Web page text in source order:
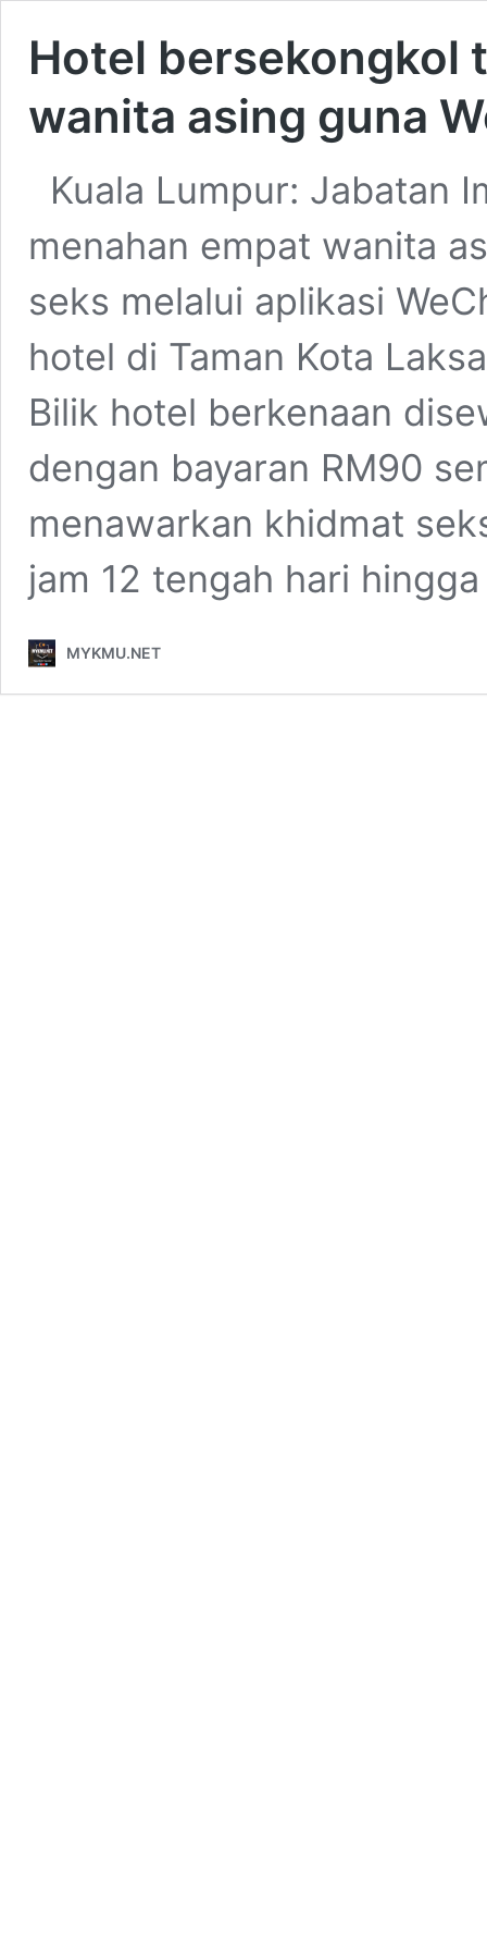
Hotel bersekongkol
wanita asing guna
Kuala Lumpur: Jabatan
menahan empat wanita
seks melalui aplikasi
hotel di Taman Kota
Bilik hotel berkenaan
dengan bayaran RM90
menawarkan khidmat
jam 12 tengah hari
MYKMU.NET